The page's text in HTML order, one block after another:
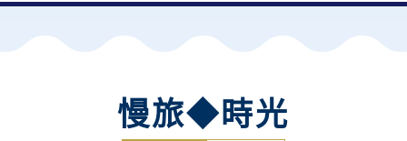
慢旅◆時光